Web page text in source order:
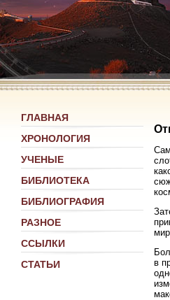
ГЛАВНАЯ
ХРОНОЛОГИЯ
УЧЕНЫЕ
БИБЛИОТЕКА
БИБЛИОГРАФИЯ
РАЗНОЕ
ССЫЛКИ
СТАТЬИ
в